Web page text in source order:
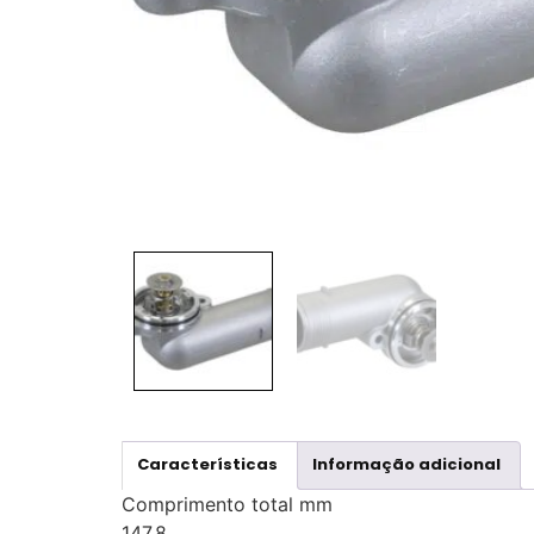
Características Informação adicional
Comprimento total mm